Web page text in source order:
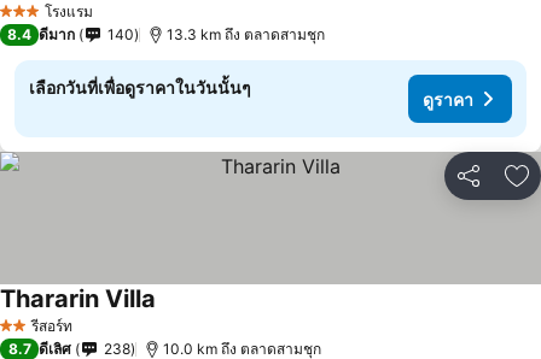
3 ดาว โรงแรม
8.4 ดีมาก 140 13.3 km ถึง ตลาดสามชุก
เลือกวันที่เพื่อดูราคาในวันนั้นๆ
ดูราคา
แชร์ เ
2 ดาวรีสอร์ท
Thararin Villa
8.7 ดีเลิศ 238 10.0 km ถึง ตลาดสามชุก